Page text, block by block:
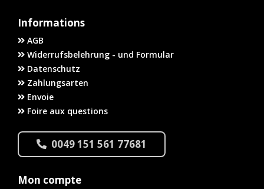
Informations
AGB
Widerrufsbelehrung - und Formular
Datenschutz
Zahlungsarten
Envoie
Foire aux questions
0049 151 561 77681
Mon compte